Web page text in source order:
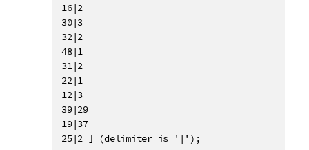
16|2
30|3
32|2
48|1
31|2
22|1
12|3
39|29
19|37
25|2 ] (delimiter is '|');